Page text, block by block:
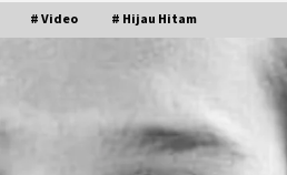
# Video # Hijau Hitam